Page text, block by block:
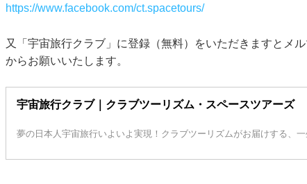
https://www.facebook.com/ct.spacetours/
又「宇宙旅行クラブ」に登録（無料）をいただきますとメ
からお願いいたします。
宇宙旅行クラブ｜クラブツーリズム・スペースツアーズ
夢の日本人宇宙旅行いよいよ実現！クラブツーリズムがお届けする、